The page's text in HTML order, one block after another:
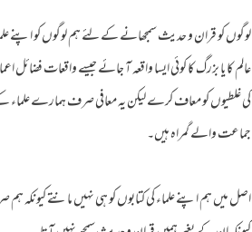
لوگوں کو قران و حدیث سمجھانے کے لئے ہم لوگوں کو اپنے
عالم کا یا بزرگ کا کوئی ایسا واقعہ آ جائے جیسے واقعات
کی غلطیوں کو معاف کرے لیکن یہ معافی صرف ہمارے علماء کے
جماعت والے گمراہ ہیں۔
اصل میں ہم اپنے علماء کی کتابوں کو ہی نہیں مانتے کیونکہ